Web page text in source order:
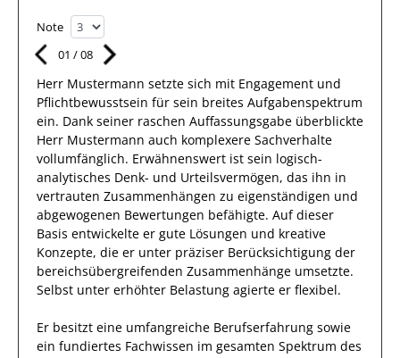
Note
01 /08
Herr Mustermann setzte sich mit Engagement und
Pflichtbewusstsein für sein breites Aufgabenspektrum
ein. Dank seiner raschen Auffassungsgabe überblickte
Herr Mustermann auch komplexere Sachverhalte
vollumfänglich. Erwähnenswert ist sein logisch-
analytisches Denk- und Urteilsvermögen, das ihn in
vertrauten Zusammenhängen zu eigenständigen und
abgewogenen Bewertungen befähigte. Auf dieser
Basis entwickelte er gute Lösungen und kreative
Konzepte, die er unter präziser Berücksichtigung der
bereichsübergreifenden Zusammenhänge umsetzte.
Selbst unter erhöhter Belastung agierte er flexibel.
Er besitzt eine umfangreiche Berufserfahrung sowie
ein fundiertes Fachwissen im gesamten Spektrum des